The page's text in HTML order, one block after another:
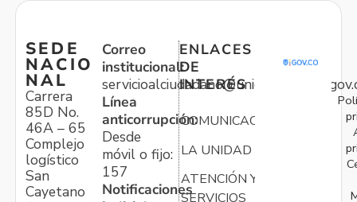
SEDE
NACIO
NAL
Carrera
85D No.
46A – 65
Complejo
logístico
San
Cayetano
Correo
institucional:
Línea
anticorrupción:
Desde
móvil o fijo:
157
Notificaciones
ENLACES
DE
INTERÉS
COMUNICACIONES
LA UNIDAD
ATENCIÓN Y
SERVICIOS